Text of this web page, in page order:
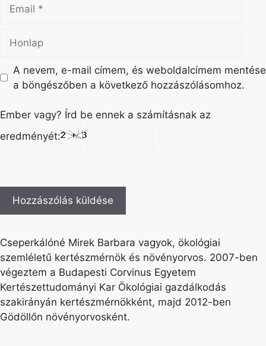
A nevem, e-mail címem, és weboldalcímem mentése
a böngészőben a következő hozzászólásomhoz.
Ember vagy? Írd be ennek a számításnak az
eredményét:
Cseperkálóné Mirek Barbara vagyok, ökológiai
szemléletű kertészmérnök és növényorvos. 2007-ben
végeztem a Budapesti Corvinus Egyetem
Kertészettudományi Kar Ökológiai gazdálkodás
szakirányán kertészmérnökként, majd 2012-ben
Gödöllőn növényorvosként.